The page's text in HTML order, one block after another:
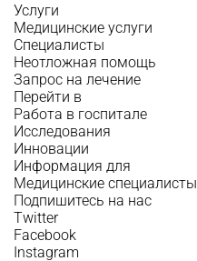
Услуги
Медицинские услуги
Специалисты
Неотложная помощь
Запрос на лечение
Перейти в
Работа в госпитале
Исследования
Инновации
Информация для
Медицинские специалисты
Подпишитесь на нас
Twitter
Facebook
Instagram